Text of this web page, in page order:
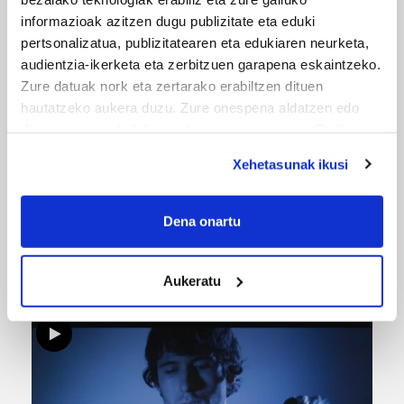
informazioak azitzen dugu publizitate eta eduki
pertsonalizatua, publizitatearen eta edukiaren neurketa,
audientzia-ikerketa eta zerbitzuen garapena eskaintzeko.
Zure datuak nork eta zertarako erabiltzen dituen
hautatzeko aukera duzu. Zure onespena aldatzen edo
If you allow, we would also like to:
Collect information about your geographical
meters
Identify your device by actively scanning it for
specific characteristics (fingerprinting)
Find out more about how your personal data is processed
and set your preferences in the details section
Guk eta gure bazkideek zure datu pertsonalak
Xehetasunak ikusi
Dena onartu
Aukeratu
ERREPORTAJEAK
URBIAKO FESTA
Urbiako zelaiak erromeria leku